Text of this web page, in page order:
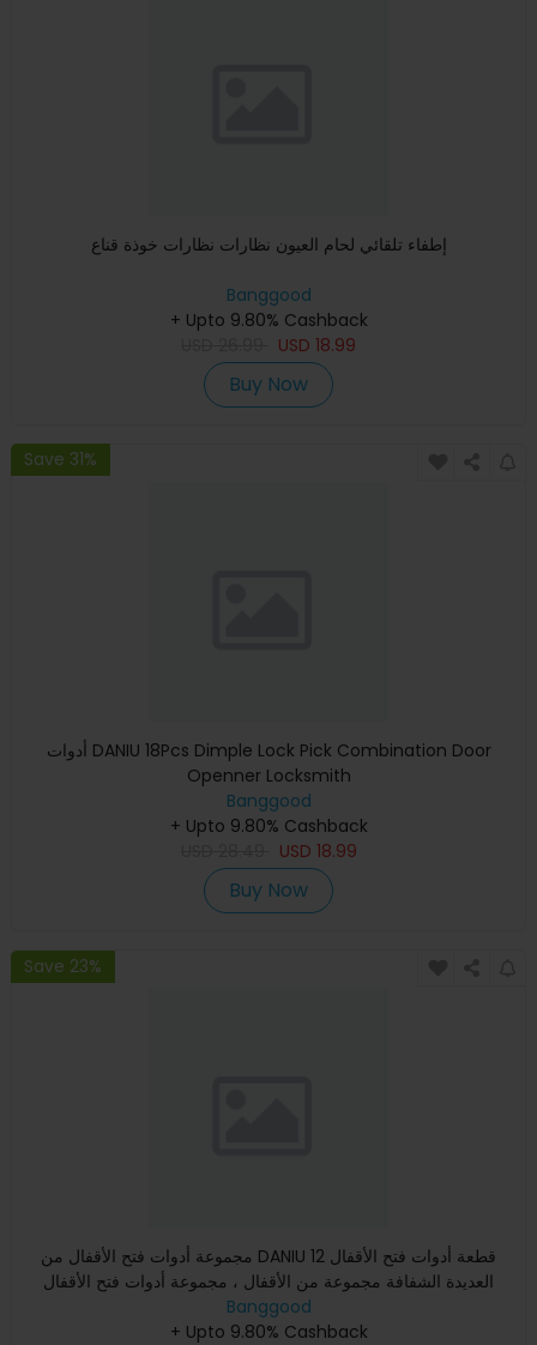
إطفاء تلقائي لحام العيون نظارات نظارات خوذة قناع
Banggood
+ Upto 9.80% Cashback
USD 18.99
Buy Now
Save 31%
أدوات DANIU 18Pcs Dimple Lock Pick Combination Door
Openner Locksmith
Banggood
+ Upto 9.80% Cashback
USD 18.99
Buy Now
Save 23%
مجموعة أدوات فتح الأقفال من DANIU 12 قطعة أدوات فتح الأقفال
العديدة الشفافة مجموعة من الأقفال ، مجموعة أدوات فتح الأقفال
Banggood
+ Upto 9.80% Cashback